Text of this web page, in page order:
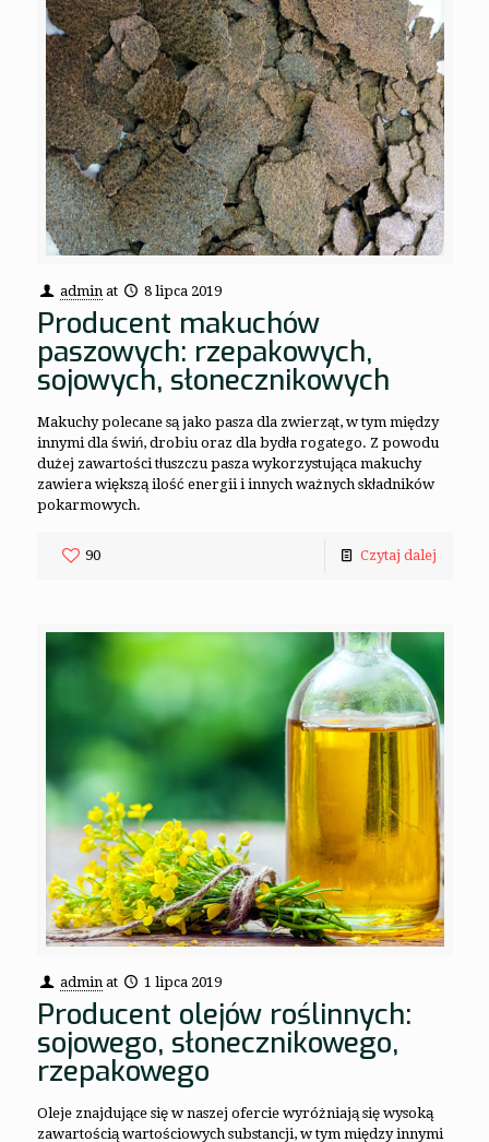
admin at 8 lipca 2019
Producent makuchów
paszowych: rzepakowych,
sojowych, słonecznikowych
Makuchy polecane są jako pasza dla zwierząt, w tym między
innymi dla świń, drobiu oraz dla bydła rogatego. Z powodu
dużej zawartości tłuszczu pasza wykorzystująca makuchy
zawiera większą ilość energii i innych ważnych składników
pokarmowych.
90 Czytaj dalej
admin at 1 lipca 2019
Producent olejów roślinnych:
sojowego, słonecznikowego,
rzepakowego
Oleje znajdujące się w naszej ofercie wyróżniają się wysoką
zawartością wartościowych substancji, w tym między innymi